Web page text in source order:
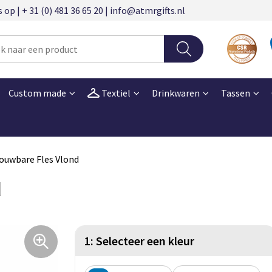
| + 31 (0) 481 36 65 20 | info@atmrgifts.nl
Custom made Textiel Drinkwaren Tassen
Fles Vlond
1: Selecteer een kleur